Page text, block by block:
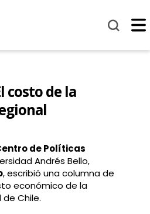
costo de la
de Políticas
Andrés Bello,
, escribió una columna de
económico de la
Chile.